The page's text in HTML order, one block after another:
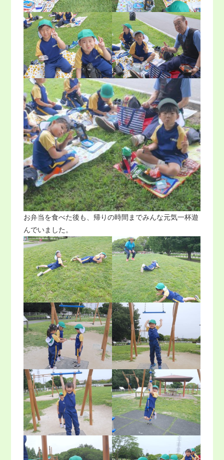
お弁当を食べた後も、帰りの時間までみんな元気一杯遊
んでいました。